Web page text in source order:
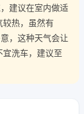
建议在室内做适
较热，虽然有
，这种天气会让
洗车，建议至